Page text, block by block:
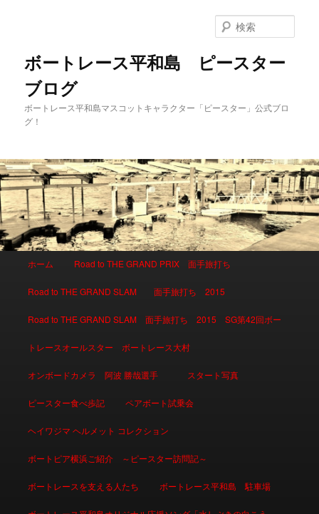
ボートレース平和島 ピースター
ブログ
ボートレース平和島マスコットキャラクター「ピースター」公式ブロ
グ！
索
メインコンテンツへ移動
サブコンテンツへ移動
ホーム Road to THE GRAND PRIX 面手旅打ち
Road to THE GRAND SLAM 面手旅打ち 2015
Road to THE GRAND SLAM 面手旅打ち 2015 SG第42回ボー
トレースオールスター ボートレース大村
オンボードカメラ 阿波 勝哉選手 スタート写真
ピースター食べ歩記 ペアボート試乗会
ヘイワジマ ヘルメット コレクション
ボートピア横浜ご紹介 ～ピースター訪問記～
ボートレースを支える人たち ボートレース平和島 駐車場